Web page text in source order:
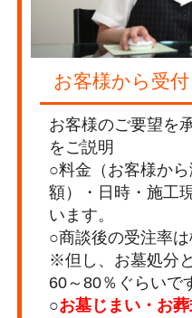
お客様から受付
お客様のご要望を
をご説明
○料金（お客様か
額）・日時・施工
います。
○商談後の受注率は
※但し、お墓処分
60～80％ぐらいで
○お墓じまい・お